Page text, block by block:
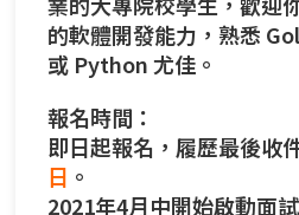
的軟體開發能力，熟悉
或 Python 尤佳。
報名時間：
即日起報名，履歷最後收
日 。
2021年4月中開始啟動面